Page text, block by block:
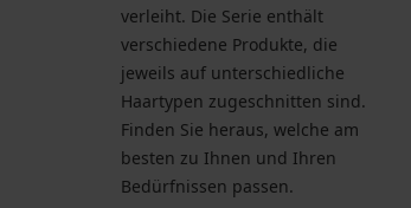
verleiht. Die Serie enthält
verschiedene Produkte, die
jeweils auf unterschiedliche
Haartypen zugeschnitten sind.
Finden Sie heraus, welche am
besten zu Ihnen und Ihren
Bedürfnissen passen.